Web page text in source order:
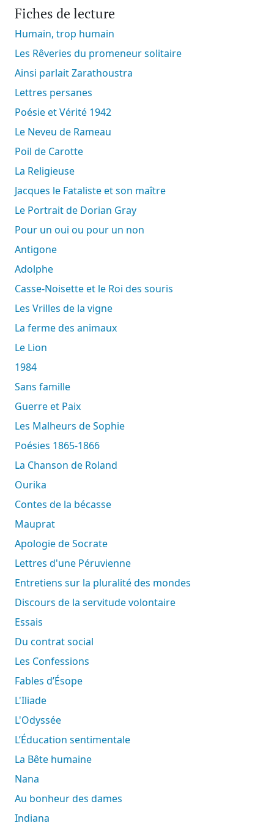
Fiches de lecture
Humain, trop humain
Les Rêveries du promeneur solitaire
Ainsi parlait Zarathoustra
Lettres persanes
Poésie et Vérité 1942
Le Neveu de Rameau
Poil de Carotte
La Religieuse
Jacques le Fataliste et son maître
Le Portrait de Dorian Gray
Pour un oui ou pour un non
Antigone
Adolphe
Casse-Noisette et le Roi des souris
Les Vrilles de la vigne
La ferme des animaux
Le Lion
1984
Sans famille
Guerre et Paix
Les Malheurs de Sophie
Poésies 1865-1866
La Chanson de Roland
Ourika
Contes de la bécasse
Mauprat
Apologie de Socrate
Lettres d'une Péruvienne
Entretiens sur la pluralité des mondes
Discours de la servitude volontaire
Essais
Du contrat social
Les Confessions
Fables d’Ésope
L'Iliade
L'Odyssée
L’Éducation sentimentale
La Bête humaine
Nana
Au bonheur des dames
Indiana